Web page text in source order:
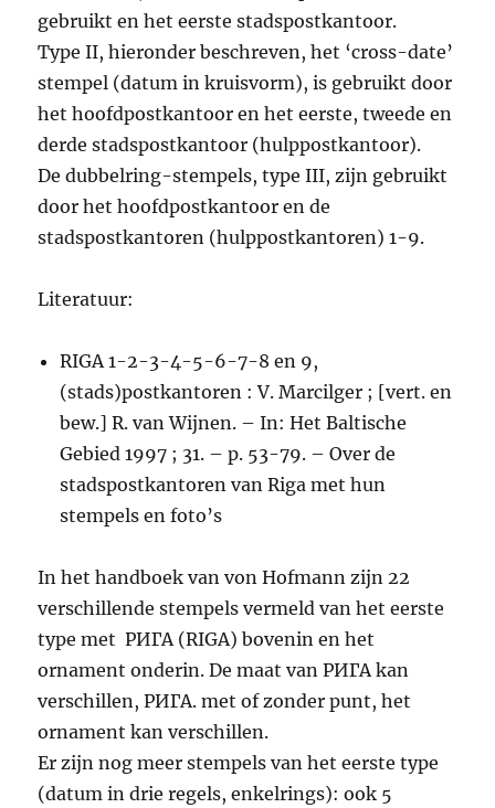
gebruikt en het eerste stadspostkantoor.
Type II, hieronder beschreven, het ‘cross-date’
stempel (datum in kruisvorm), is gebruikt door
het hoofdpostkantoor en het eerste, tweede en
derde stadspostkantoor (hulppostkantoor).
De dubbelring-stempels, type III, zijn gebruikt
door het hoofdpostkantoor en de
stadspostkantoren (hulppostkantoren) 1-9.
Literatuur:
RIGA 1-2-3-4-5-6-7-8 en 9,
(stads)postkantoren : V. Marcilger ; [vert. en
bew.] R. van Wijnen. – In: Het Baltische
Gebied 1997 ; 31. – p. 53-79. – Over de
stadspostkantoren van Riga met hun
stempels en foto’s
In het handboek van von Hofmann zijn 22
verschillende stempels vermeld van het eerste
type met РИГА (RIGA) bovenin en het
ornament onderin. De maat van РИГА kan
verschillen, РИГА. met of zonder punt, het
ornament kan verschillen.
Er zijn nog meer stempels van het eerste type
(datum in drie regels, enkelrings): ook 5